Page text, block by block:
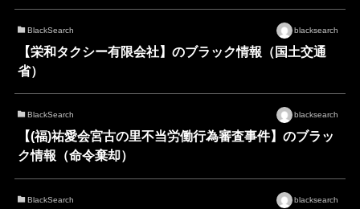
BlackSearch blacksearch
【栄和タクシー有限会社】のブラック情報（国土交通
省）
BlackSearch blacksearch
【(福)祐愛会宮古の里不当労働行為審査事件】のブラッ
ク情報（命令棄却）
BlackSearch blacksearch